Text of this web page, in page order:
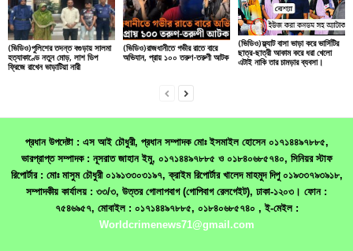
(ভিডিও)পুলিশের তদন্ত বগুড়ায় সালমা
হত্যাকাণ্ডে নতুন মোড়, লাশ ডিপ
ফ্রিজে রাখেন ভাড়াটিয়া নারী
(ভিডিও)রাজধানীতে গভীর রাতে বারে
অভিযান, প্রায় ১০০ তরুণ-তরুণী আটক
(ভিডিও)ফ্ল্যাট বাসা ভাড়া করে ভার্সিটির
ছাত্র-ছাত্রী আকাম করে ধরা খেলো
এটাই নাকি তার চামড়ার ব্যবসা।
প্রধান উপদেষ্টা : এস আই চৌধুরী, প্রধান সম্পাদক মোঃ ইসমাইল হোসেন ০১৭১৪৪৯৭৮৮৫,
ভারপ্রাপ্ত সম্পাদক : নূসরাত জাহান ইমু, ০১৭১৪৪৯৭৮৮৫ ও ০১৮৪০৬৮৫৭৪০, সিনিয়র স্টাফ
রিপোর্টার : মোঃ মাসুম চৌধুরী ০১৯১৩৩০৩১৯৭, ক্রাইম রিপোর্টার খালেদ মাহমুদ দিপু ০১৯৩৩৭৯৩৯১৮,
সম্পাদকীয় কার্যালয় : ৩৩/৩, উত্তর গোলাপবাগ (গোপিবাগ রেলগেইট), ঢাকা-১২০৩। ফোন :
৭৫৪৬৯৫৭, মোবাইল : ০১৭১৪৪৯৭৮৮৫, ০১৮৪০৬৮৫৭৪০ , ই-মেইল :
Worldcrimenews71@gmail.com